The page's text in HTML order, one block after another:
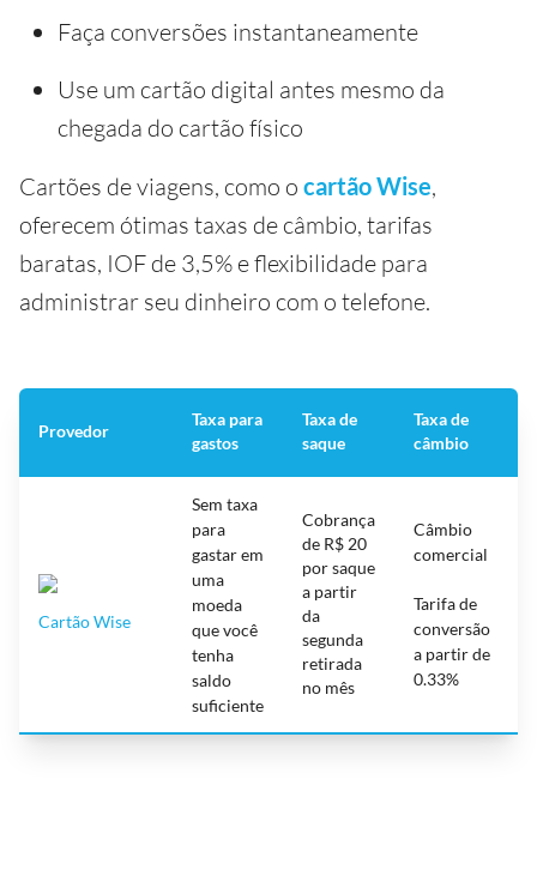
Faça conversões instantaneamente
Use um cartão digital antes mesmo da
chegada do cartão físico
Cartões de viagens, como o cartão Wise,
oferecem ótimas taxas de câmbio, tarifas
baratas, IOF de 3,5% e flexibilidade para
administrar seu dinheiro com o telefone.
Provedor
Taxa para
gastos
Taxa de
saque
Taxa de
câmbio
Cartão Wise
Sem taxa
para
gastar em
uma
moeda
que você
tenha
saldo
suficiente
Cobrança
de R$ 20
por saque
a partir
da
segunda
retirada
no mês
Câmbio
comercial
Tarifa de
conversão
a partir de
0.33%